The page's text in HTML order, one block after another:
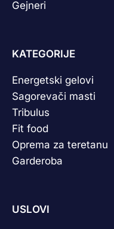
Gejneri
KATEGORIJE
Energetski gelovi
Sagorevači masti
Tribulus
Fit food
Oprema za teretanu
Garderoba
USLOVI